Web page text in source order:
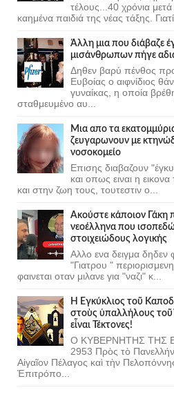
τέλους...40 χρόνια
καημένα παιδιά της νέας τάξης.
Άλλη μια που διάβαζε
μισάνθρωπων πήγε
Δηθεν βαρύ πένθος
Ευβοίας ο αιφνίδιος
γυναίκας, η οποία
σταθμευμένο αυ...
Μια απο τα
ζευγαρωνουν με
νοσοκομείο
Επισης διαβαζουν
και οπως ειναι η εικονα
και στην ζωη τους, τουτεστιν ο...
Ακούστε κάποιον Γάκη
νεοέλληνα που
στοιχειώδους λογικής
Αλλο ενα δειγμα δηδεν
"Γιατρου "
φαινεται οταν μιλανε για "ναζι" κ...
Ἡ Ἐγκύκλιος τοῦ
στοὺς ὑπαλλήλους
εἶναι Τέκτονες!
Ο ΚΥΒΕΡΝΗΤΗΣ ΤΗΣ
2953 Πρὸς τὸ
Αἰγαῖον Πέλαγος καὶ τὴν
Ἐπιτρόπο...